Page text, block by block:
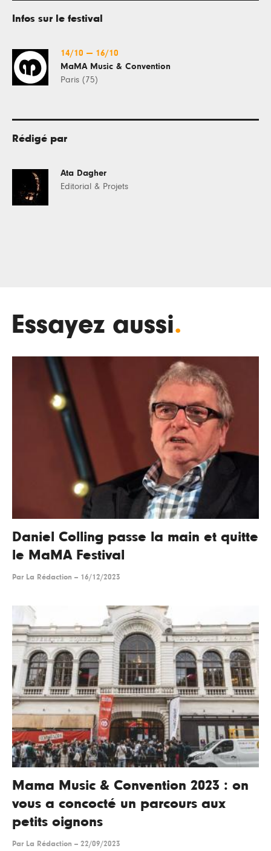
Infos sur le festival
14/10 — 16/10
MaMA Music & Convention
Paris (75)
Rédigé par
Ata Dagher
Editorial & Projets
Essayez aussi.
Daniel Colling passe la main et quitte
le MaMA Festival
Par La Rédaction -- 16/12/2023
Mama Music & Convention 2023 : on
vous a concocté un parcours aux
petits oignons
Par La Rédaction -- 22/09/2023